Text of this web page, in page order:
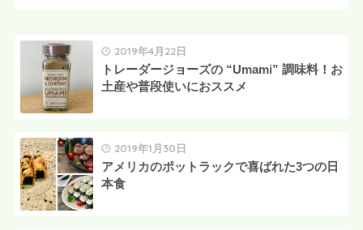
2019年4月22日
トレーダージョーズの “Umami” 調味料！お
土産や普段使いにおススメ
2019年1月30日
アメリカのポットラックで喜ばれた3つの日
本食